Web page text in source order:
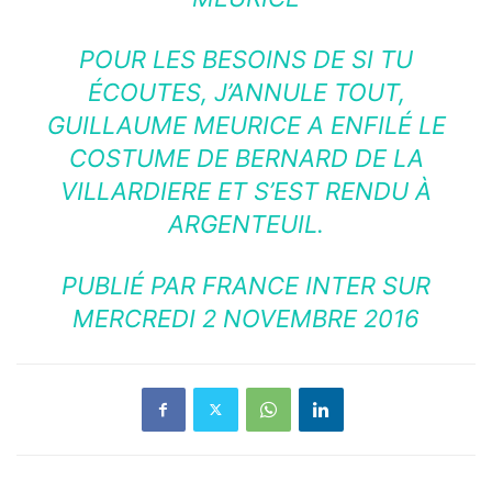
POUR LES BESOINS DE SI TU
ÉCOUTES, J’ANNULE TOUT,
GUILLAUME MEURICE A ENFILÉ LE
COSTUME DE BERNARD DE LA
VILLARDIERE ET S’EST RENDU À
ARGENTEUIL.
PUBLIÉ PAR FRANCE INTER SUR
MERCREDI 2 NOVEMBRE 2016